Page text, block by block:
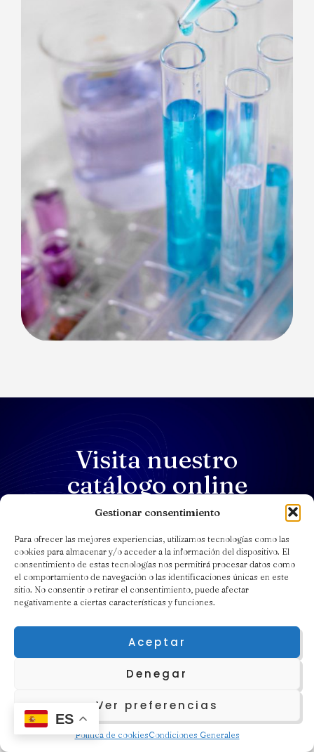
Gestionar consentimiento
Para ofrecer las mejores experiencias, utilizamos tecnologías como las
cookies para almacenar y/o acceder a la información del dispositivo. El
consentimiento de estas tecnologías nos permitirá procesar datos como
el comportamiento de navegación o las identificaciones únicas en este
sitio. No consentir o retirar el consentimiento, puede afectar
negativamente a ciertas características y funciones.
Aceptar
Denegar
Ver preferencias
Política de cookiesCondiciones Generales
Visita nuestro
catálogo online
Catálogo
L'Alcúdia (46250), Carrer
Gutiérrez Mellado
Teléfono:962 54 01 31
Tienda
Productos
ES